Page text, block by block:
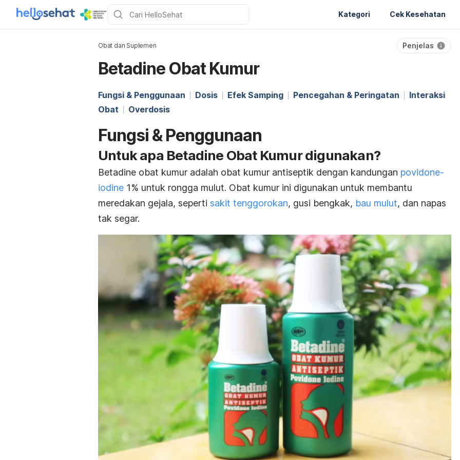
Kategori Cek Kesehatan
Obat dan Suplemen Penjelas
Betadine Obat Kumur
Fungsi & Penggunaan Dosis Efek Samping Pencegahan & Peringatan
Interaksi
Obat
Overdosis
Fungsi & Penggunaan
Untuk apa Betadine Obat Kumur digunakan?
Betadine obat kumur adalah obat kumur antiseptik dengan kandungan povidone-
iodine 1% untuk rongga mulut. Obat kumur ini digunakan untuk membantu
meredakan gejala, seperti sakit tenggorokan, gusi bengkak, bau mulut, dan napas
tak segar.